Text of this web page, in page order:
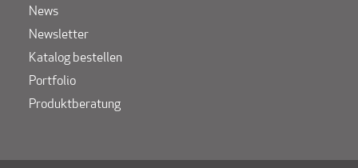
News
Newsletter
Katalog bestellen
Portfolio
Produktberatung